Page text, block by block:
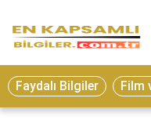
Eğitim
Ekonomi
Faydalı Bilgiler Film